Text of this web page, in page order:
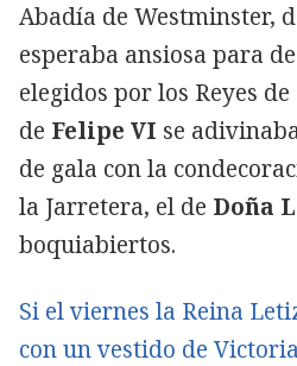
Abadía de Westminster,
esperaba ansiosa para
elegidos por los Reyes
de Felipe VI se
de gala con la
la Jarretera, el de Doña
boquiabiertos.
Si el viernes la Reina
con un vestido de